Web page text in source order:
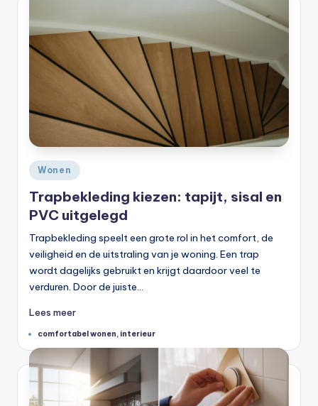
Geplaatst
in
Wonen
Trapbekleding kiezen: tapijt, sisal en
PVC uitgelegd
Trapbekleding speelt een grote rol in het comfort, de
veiligheid en de uitstraling van je woning. Een trap
wordt dagelijks gebruikt en krijgt daardoor veel te
verduren. Door de juiste…
Lees meer
Tags:comfortabel wonen, interieur